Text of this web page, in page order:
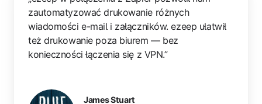
zautomatyzować drukowanie różnych
wiadomości e-mail i załączników. ezeep ułatwił
też drukowanie poza biurem — bez
konieczności łączenia się z VPN.”
James Stuart